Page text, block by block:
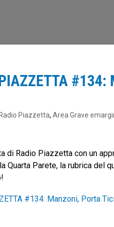
Radio Piazzetta,Area Grave
di Radio Piazzetta con un
Quarta Parete, la rubrica del
#134: Manzoni, Porta